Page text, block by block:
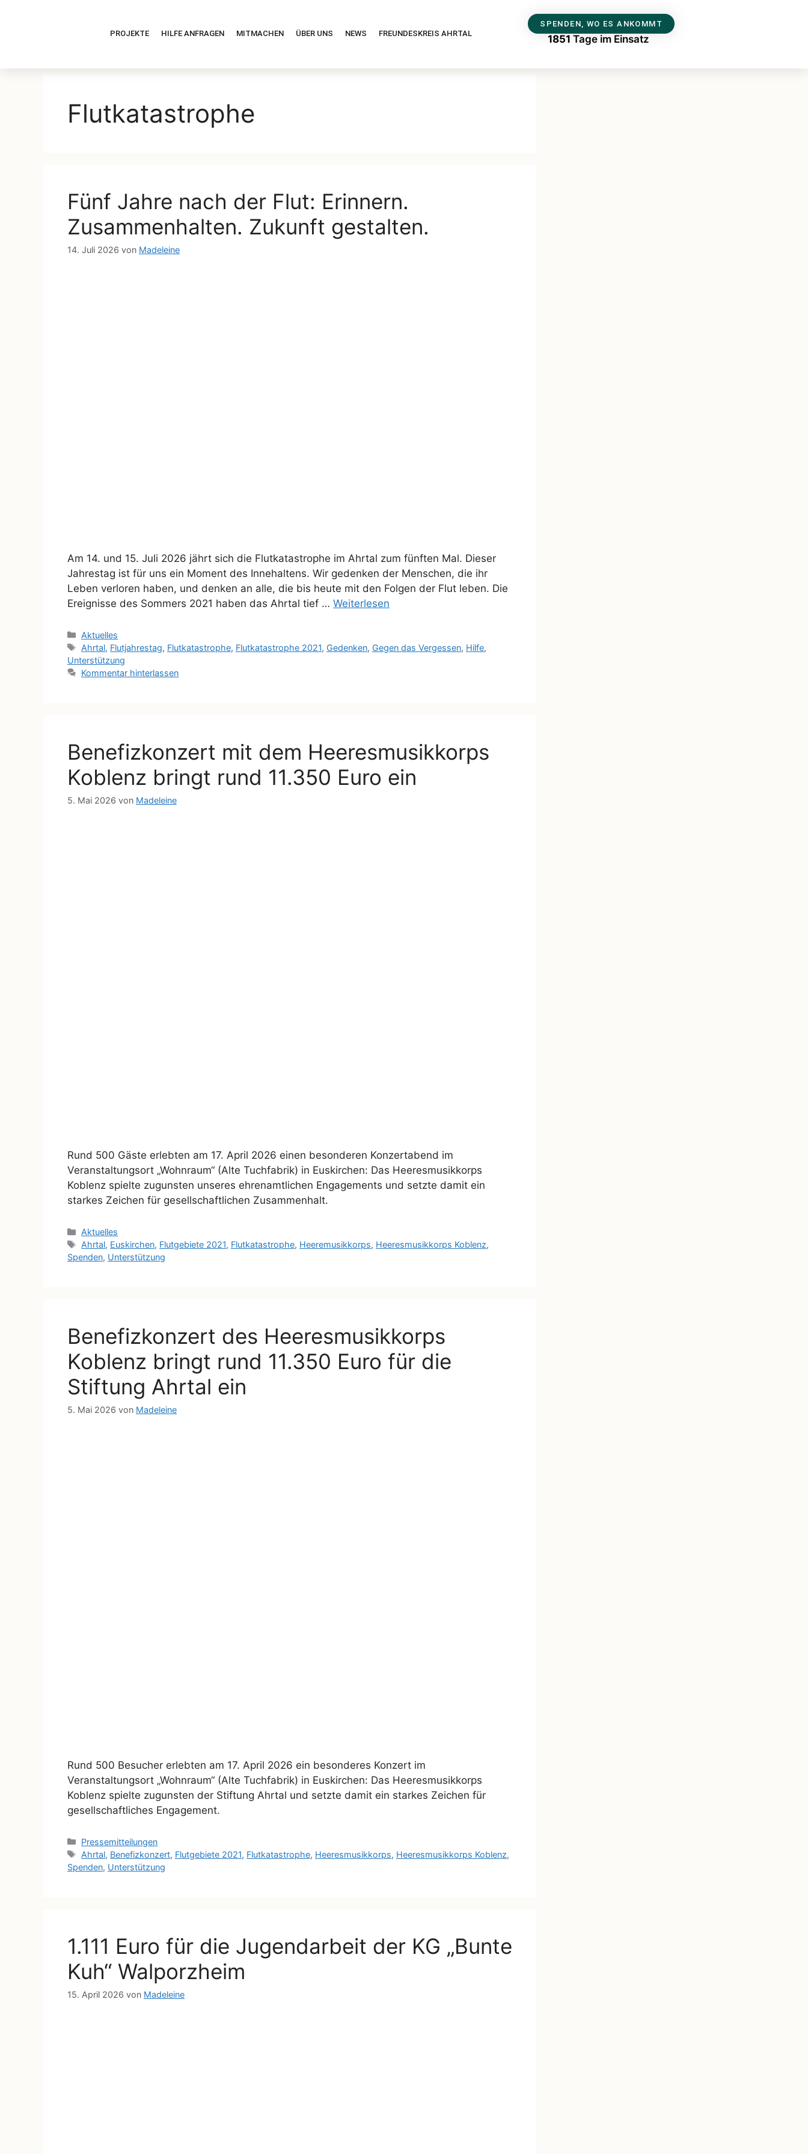
PROJEKTE HILFE ANFRAGEN MITMACHEN ÜBER UNS NEWS FREUNDESKREIS AHRTAL
SPENDEN, WO ES ANKOMMT
1851 Tage im Einsatz
Flutkatastrophe
Fünf Jahre nach der Flut: Erinnern.
Zusammenhalten. Zukunft gestalten.
14. Juli 2026 von Madeleine
Am 14. und 15. Juli 2026 jährt sich die Flutkatastrophe im Ahrtal zum fünften Mal. Dieser
Jahrestag ist für uns ein Moment des Innehaltens. Wir gedenken der Menschen, die ihr
Leben verloren haben, und denken an alle, die bis heute mit den Folgen der Flut leben. Die
Ereignisse des Sommers 2021 haben das Ahrtal tief … Weiterlesen
Aktuelles
Ahrtal, Flutjahrestag, Flutkatastrophe, Flutkatastrophe 2021, Gedenken, Gegen das Vergessen, Hilfe,
Unterstützung
Kommentar hinterlassen
Benefizkonzert mit dem Heeresmusikkorps
Koblenz bringt rund 11.350 Euro ein
5. Mai 2026 von Madeleine
Rund 500 Gäste erlebten am 17. April 2026 einen besonderen Konzertabend im
Veranstaltungsort „Wohnraum“ (Alte Tuchfabrik) in Euskirchen: Das Heeresmusikkorps
Koblenz spielte zugunsten unseres ehrenamtlichen Engagements und setzte damit ein
starkes Zeichen für gesellschaftlichen Zusammenhalt.
Aktuelles
Ahrtal, Euskirchen, Flutgebiete 2021, Flutkatastrophe, Heeremusikkorps, Heeresmusikkorps Koblenz,
Spenden, Unterstützung
Benefizkonzert des Heeresmusikkorps
Koblenz bringt rund 11.350 Euro für die
Stiftung Ahrtal ein
5. Mai 2026 von Madeleine
Rund 500 Besucher erlebten am 17. April 2026 ein besonderes Konzert im
Veranstaltungsort „Wohnraum“ (Alte Tuchfabrik) in Euskirchen: Das Heeresmusikkorps
Koblenz spielte zugunsten der Stiftung Ahrtal und setzte damit ein starkes Zeichen für
gesellschaftliches Engagement.
Pressemitteilungen
Ahrtal, Benefizkonzert, Flutgebiete 2021, Flutkatastrophe, Heeresmusikkorps, Heeresmusikkorps Koblenz,
Spenden, Unterstützung
1.111 Euro für die Jugendarbeit der KG „Bunte
Kuh“ Walporzheim
15. April 2026 von Madeleine